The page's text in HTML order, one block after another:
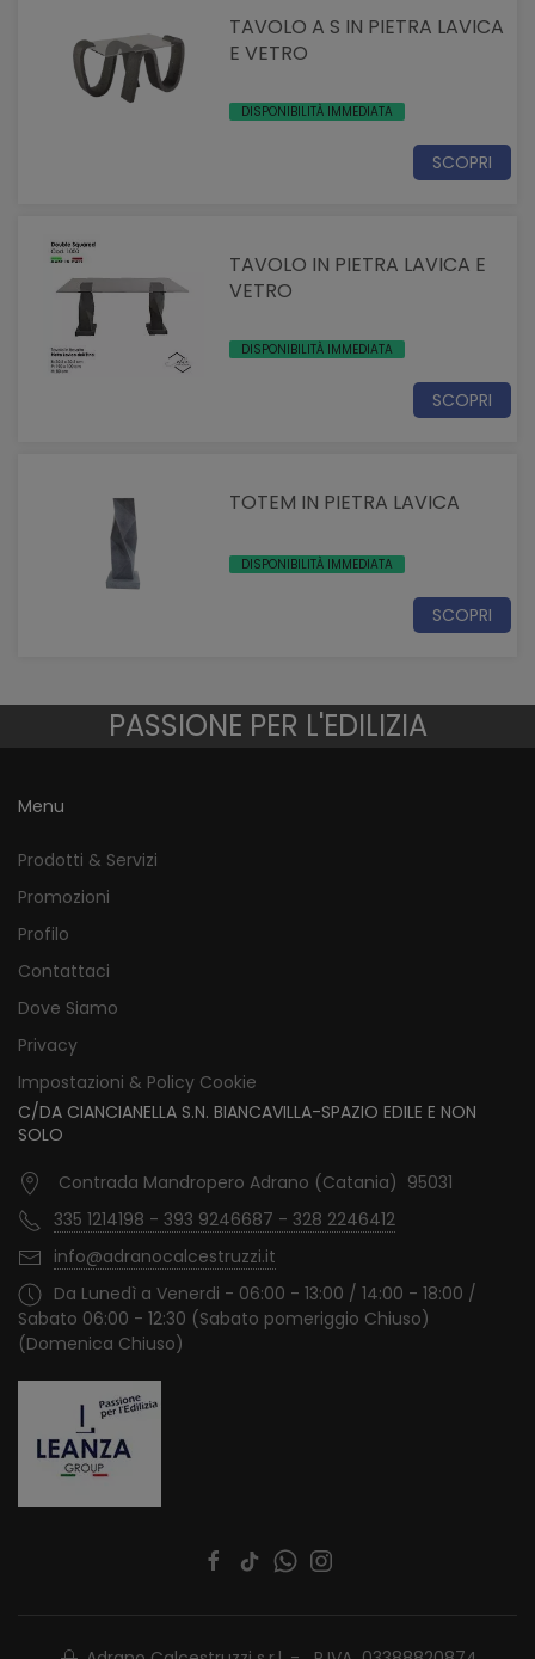
TAVOLO A S IN PIETRA LAVICA
E VETRO
DISPONIBILITÀ IMMEDIATA
SCOPRI
TAVOLO IN PIETRA LAVICA E
VETRO
DISPONIBILITÀ IMMEDIATA
SCOPRI
TOTEM IN PIETRA LAVICA
DISPONIBILITÀ IMMEDIATA
SCOPRI
PASSIONE PER L'EDILIZIA
Menu
Prodotti & Servizi
Promozioni
Profilo
Contattaci
Dove Siamo
Privacy
Impostazioni & Policy Cookie
C/DA CIANCIANELLA S.N. BIANCAVILLA-SPAZIO EDILE E NON
SOLO
Contrada Mandropero Adrano (Catania) 95031
335 1214198 - 393 9246687 - 328 2246412
info@adranocalcestruzzi.it
Da Lunedì a Venerdi - 06:00 - 13:00 / 14:00 - 18:00 /
Sabato 06:00 - 12:30 (Sabato pomeriggio Chiuso)
(Domenica Chiuso)